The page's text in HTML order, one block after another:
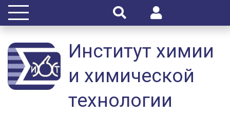
Институт химии
и химической
технологии